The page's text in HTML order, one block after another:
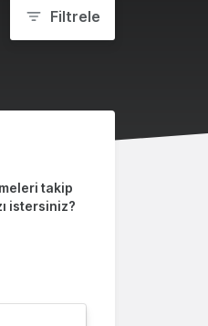
Filtrele
takip
istersiniz?